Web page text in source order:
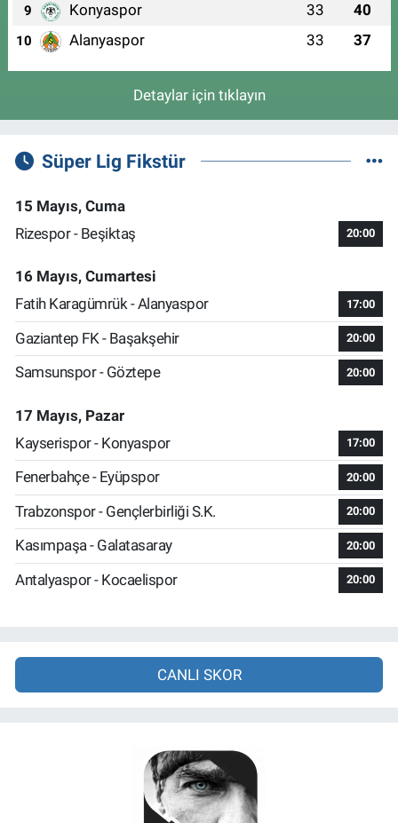
9 Konyaspor 33 40
10 Alanyaspor 33 37
Detaylar için tıklayın
Süper Lig Fikstür
15 Mayıs, Cuma
Rizespor - Beşiktaş
20:00
16 Mayıs, Cumartesi
Fatih Karagümrük - Alanyaspor
17:00
Gaziantep FK - Başakşehir 20:00
Samsunspor - Göztepe 20:00
17 Mayıs, Pazar
Kayserispor - Konyaspor
17:00
Fenerbahçe - Eyüpspor 20:00
Trabzonspor - Gençlerbirliği S.K. 20:00
Kasımpaşa - Galatasaray 20:00
Antalyaspor - Kocaelispor 20:00
CANLI SKOR